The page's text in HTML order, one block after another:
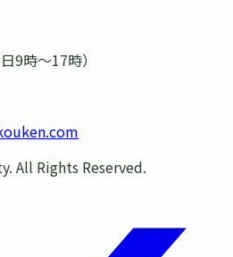
日9時〜17時）
All Rights Reserved.